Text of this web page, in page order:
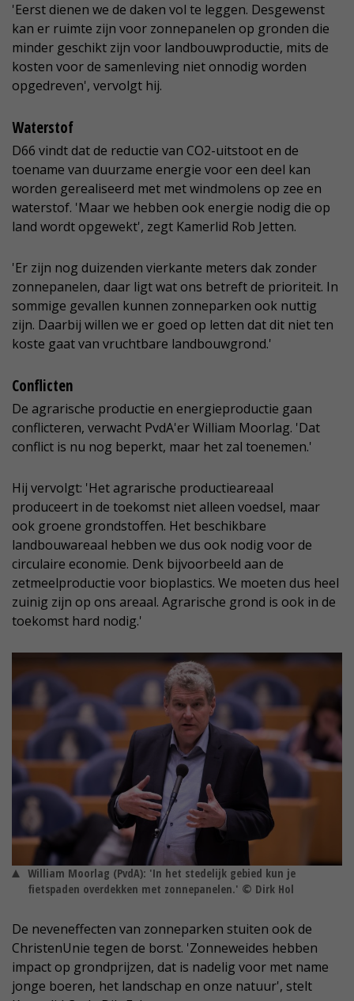
'Eerst dienen we de daken vol te leggen. Desgewenst
kan er ruimte zijn voor zonnepanelen op gronden die
minder geschikt zijn voor landbouwproductie, mits de
kosten voor de samenleving niet onnodig worden
opgedreven', vervolgt hij.
Waterstof
D66 vindt dat de reductie van CO2-uitstoot en de
toename van duurzame energie voor een deel kan
worden gerealiseerd met met windmolens op zee en
waterstof. 'Maar we hebben ook energie nodig die op
land wordt opgewekt', zegt Kamerlid Rob Jetten.
'Er zijn nog duizenden vierkante meters dak zonder
zonnepanelen, daar ligt wat ons betreft de prioriteit. In
sommige gevallen kunnen zonneparken ook nuttig
zijn. Daarbij willen we er goed op letten dat dit niet ten
koste gaat van vruchtbare landbouwgrond.'
Conflicten
De agrarische productie en energieproductie gaan
conflicteren, verwacht PvdA'er William Moorlag. 'Dat
conflict is nu nog beperkt, maar het zal toenemen.'
Hij vervolgt: 'Het agrarische productieareaal
produceert in de toekomst niet alleen voedsel, maar
ook groene grondstoffen. Het beschikbare
landbouwareaal hebben we dus ook nodig voor de
circulaire economie. Denk bijvoorbeeld aan de
zetmeelproductie voor bioplastics. We moeten dus heel
zuinig zijn op ons areaal. Agrarische grond is ook in de
toekomst hard nodig.'
William Moorlag (PvdA): 'In het stedelijk gebied kun je
fietspaden overdekken met zonnepanelen.' © Dirk Hol
De neveneffecten van zonneparken stuiten ook de
ChristenUnie tegen de borst. 'Zonneweides hebben
impact op grondprijzen, dat is nadelig voor met name
jonge boeren, het landschap en onze natuur', stelt